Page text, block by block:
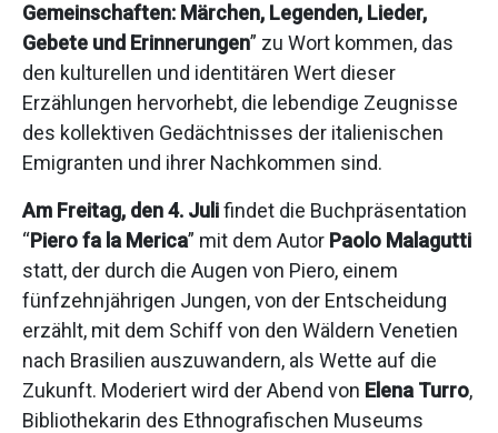
Gemeinschaften: Märchen, Legenden, Lieder,
Gebete und Erinnerungen” zu Wort kommen, das
den kulturellen und identitären Wert dieser
Erzählungen hervorhebt, die lebendige Zeugnisse
des kollektiven Gedächtnisses der italienischen
Emigranten und ihrer Nachkommen sind.
Am Freitag, den 4. Julifindet die Buchpräsentation
“Piero fa la Merica” mit dem Autor Paolo Malagutti
statt, der durch die Augen von Piero, einem
fünfzehnjährigen Jungen, von der Entscheidung
erzählt, mit dem Schiff von den Wäldern Venetien
nach Brasilien auszuwandern, als Wette auf die
Zukunft. Moderiert wird der Abend von Elena Turro,
Bibliothekarin des Ethnografischen Museums